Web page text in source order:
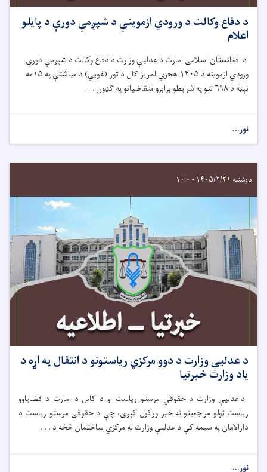
د دفاع وکالت د ورودي ازموينې د شپږمې دورې د پایلو
اعلام
د افغانستان اسلامي امارت د عدلیې وزارت د دفاع وکالت د شپږمې دورې
ورودي ازموینه د ۱۴۰۵ هجري لمریز کال د ثور (غويي) د میاشتې په ۱۵مه
نېټه د ۶۹۸ تنو په شرایطو برابرو متقاضیانو په ګډون . . .
نور...
دوشنبه ۱۴۰۵/۲/۲۱ - ۱۰:۰
د عدلیې وزارت د دوو مرکزي ریاستونو د انتقال په اړه د
یاد وزارت خبرتیا
د عدلیې وزارت د حقوقي مرستو ریاست او د کابل د امارت د قضایاوو
ریاست ټولو مراجعینو ته خبر ورکول کېږي، چې د حقوقي مرستو ریاست د
دارالامان په سیمه کې د عدلیې وزارت له مرکزي ساختمان څخه د . . .
نور...